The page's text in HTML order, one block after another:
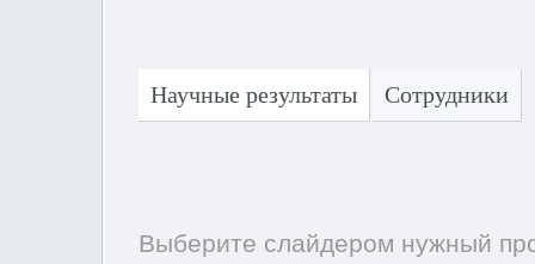
Научные результаты Сотрудники
Выберите слайдером нужный